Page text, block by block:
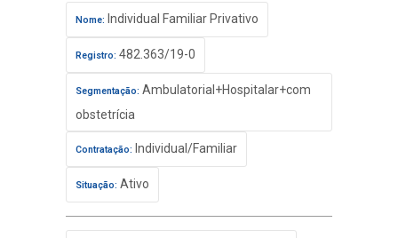
Nome: Individual Familiar Privativo
Registro: 482.363/19-0
Segmentação: Ambulatorial+Hospitalar+com
obstetrícia
Contratação: Individual/Familiar
Situação: Ativo